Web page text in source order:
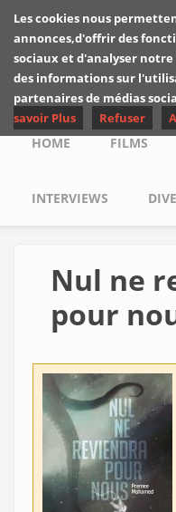
Skip to main content
Les
Main menu
HOME FILMS
INTERVIEWS
Nul ne
pour
Les cookies nous
annonces,d'offrir des
sociaux et d'analyser
des informations sur
partenaires de médias
savoir Plus
Refuser